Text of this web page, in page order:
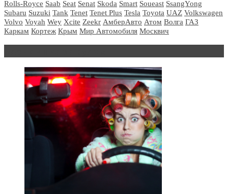
Rolls-Royce Saab Seat Senat Skoda Smart Soueast SsangYong
Subaru Suzuki Tank Tenet Tenet Plus Tesla Toyota UAZ Volkswagen
Volvo Voyah Wey Xcite Zeekr АмберАвто Атом Волга ГАЗ
Каркам Кортеж Крым Мир Автомобиля Москвич